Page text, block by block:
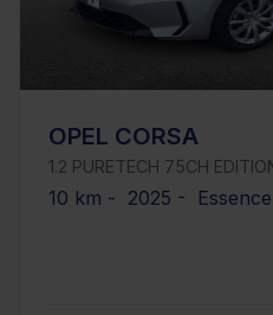
OPEL CORSA
1.2 PURETECH 75CH
10 km - 2025 -